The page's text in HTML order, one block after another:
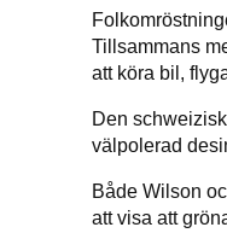
Tillsammans
att köra bil,
Den
välpolerad
Både Wilson
att visa att